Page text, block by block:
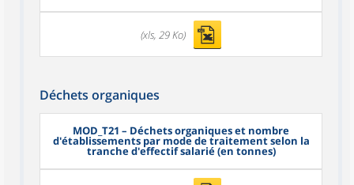
(xls, 29 Ko)
Déchets organiques
MOD_T21 – Déchets organiques et nombre
d'établissements par mode de traitement selon la
tranche d'effectif salarié (en tonnes)